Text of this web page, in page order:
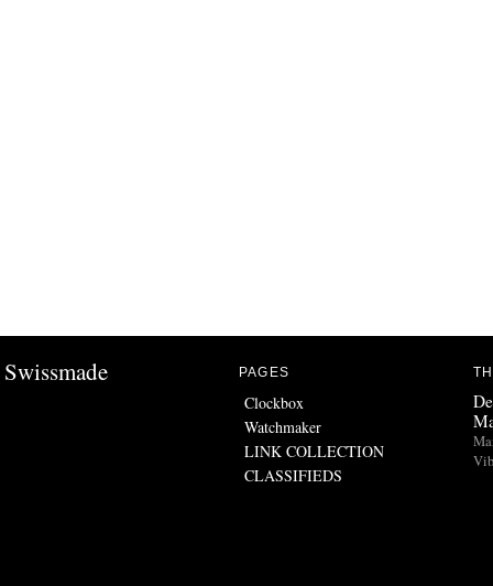
Swissmade PAGES
Clockbox
Watchmaker
LINK COLLECTION
CLASSIFIEDS